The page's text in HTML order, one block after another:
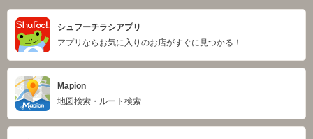
シュフーチラシアプリ
アプリならお気に入りのお店がすぐに見つかる！
Mapion
地図検索・ルート検索